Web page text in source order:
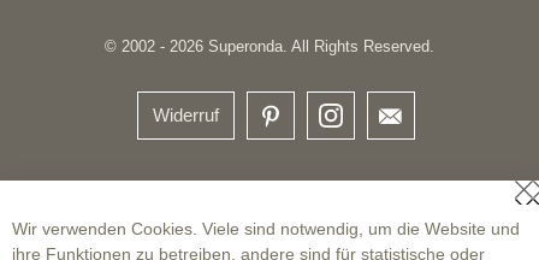
© 2002 - 2026 Superonda. All Rights Reserved.
Widerruf
Wir verwenden Cookies. Viele sind notwendig, um die Website und
ihre Funktionen zu betreiben, andere sind für statistische oder